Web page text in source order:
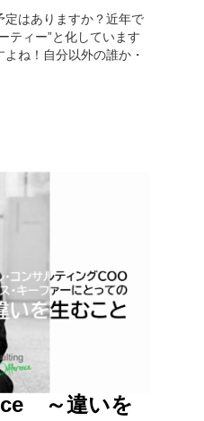
はありますか？近年で
ティー”と化しています
ね！自分以外の誰か・
～違いを